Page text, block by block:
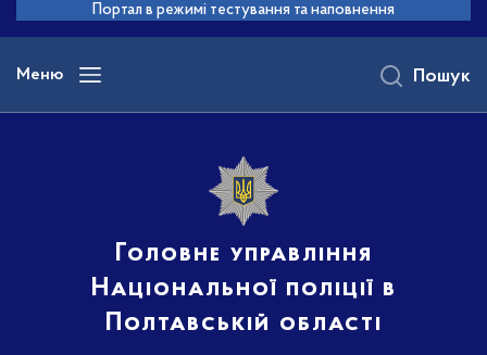
основного
вмісту
Портал в режимі тестування та наповнення
Меню
Головне управління
Національної поліції в
Полтавській області
Пошук